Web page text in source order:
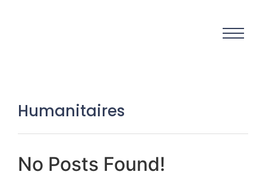
Humanitaires
No Posts Found!